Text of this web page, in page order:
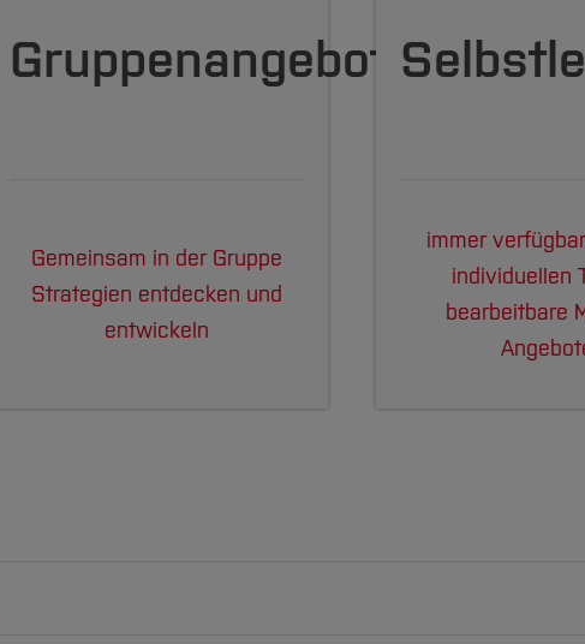
Gruppenangebote
Gemeinsam in der Gruppe
Strategien entdecken und
entwickeln
immer
individuellen
bearbeitbare